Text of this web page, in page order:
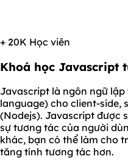
+ 20K Học viên
Khoá học Javascript
Javascript là ngôn ngữ
language) cho client-side,
(Nodejs). Javascript được
sự tương tác của người
khác, bạn có thể làm cho
tăng tính tương tác hơn.